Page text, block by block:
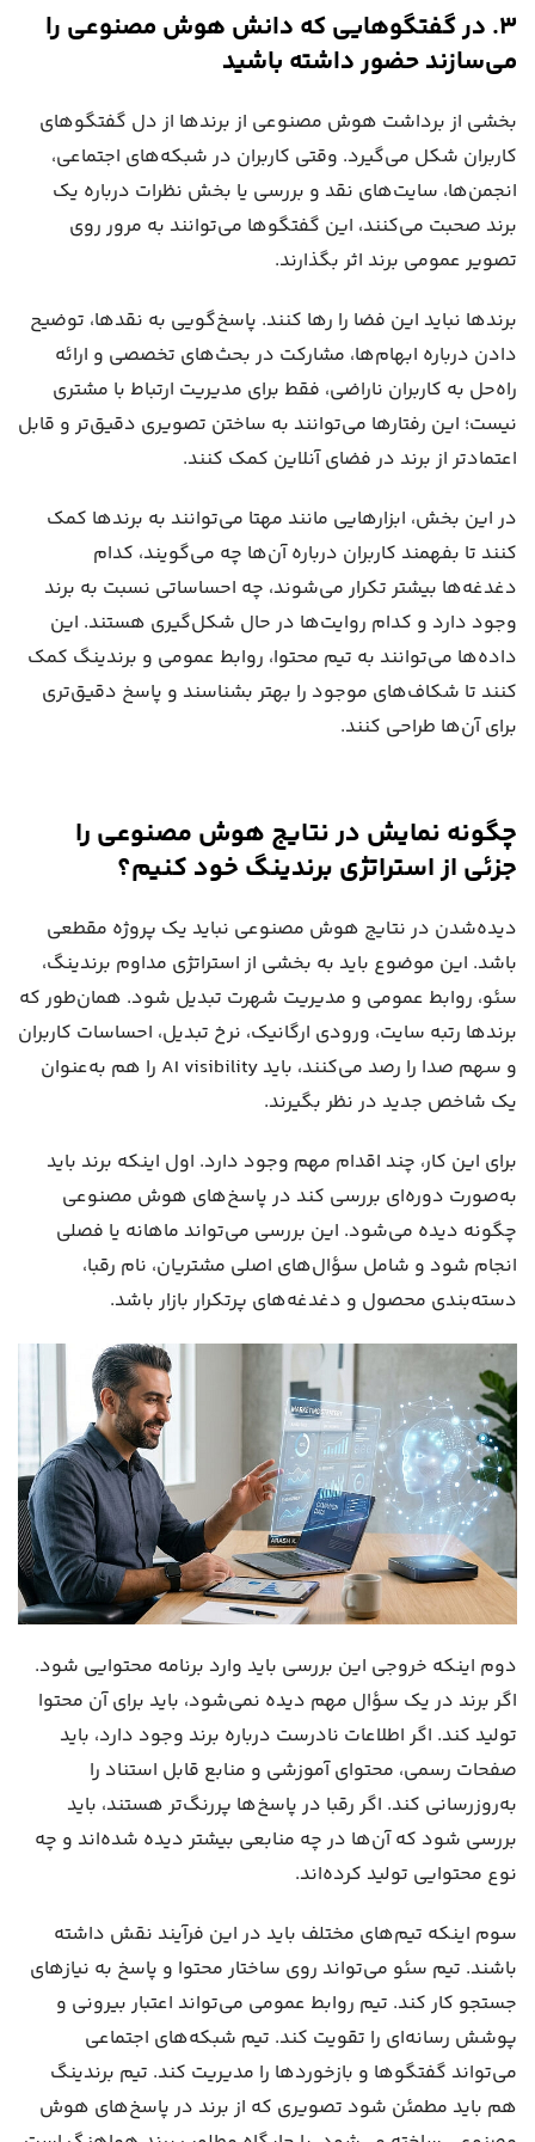
۳. در گفتگوهایی که دانش هوش مصنوعی را
می‌سازند حضور داشته باشید
بخشی از برداشت هوش مصنوعی از برندها از دل گفتگوهای
کاربران شکل می‌گیرد. وقتی کاربران در شبکه‌های اجتماعی،
انجمن‌ها، سایت‌های نقد و بررسی یا بخش نظرات درباره یک
برند صحبت می‌کنند، این گفتگوها می‌توانند به مرور روی
تصویر عمومی برند اثر بگذارند.
برندها نباید این فضا را رها کنند. پاسخ‌گویی به نقدها، توضیح
دادن درباره ابهام‌ها، مشارکت در بحث‌های تخصصی و ارائه
راه‌حل به کاربران ناراضی، فقط برای مدیریت ارتباط با مشتری
نیست؛ این رفتارها می‌توانند به ساختن تصویری دقیق‌تر و قابل
اعتمادتر از برند در فضای آنلاین کمک کنند.
در این بخش، ابزارهایی مانند مهتا می‌توانند به برندها کمک
کنند تا بفهمند کاربران درباره آن‌ها چه می‌گویند، کدام
دغدغه‌ها بیشتر تکرار می‌شوند، چه احساساتی نسبت به برند
وجود دارد و کدام روایت‌ها در حال شکل‌گیری هستند. این
داده‌ها می‌توانند به تیم محتوا، روابط عمومی و برندینگ کمک
کنند تا شکاف‌های موجود را بهتر بشناسند و پاسخ دقیق‌تری
برای آن‌ها طراحی کنند.
چگونه نمایش در نتایج هوش مصنوعی را
جزئی از استراتژی برندینگ خود کنیم؟
دیده‌شدن در نتایج هوش مصنوعی نباید یک پروژه مقطعی
باشد. این موضوع باید به بخشی از استراتژی مداوم برندینگ،
سئو، روابط عمومی و مدیریت شهرت تبدیل شود. همان‌طور که
برندها رتبه سایت، ورودی ارگانیک، نرخ تبدیل، احساسات کاربران
و سهم صدا را رصد می‌کنند، باید AI visibility را هم به‌عنوان
یک شاخص جدید در نظر بگیرند.
برای این کار، چند اقدام مهم وجود دارد. اول اینکه برند باید
به‌صورت دوره‌ای بررسی کند در پاسخ‌های هوش مصنوعی
چگونه دیده می‌شود. این بررسی می‌تواند ماهانه یا فصلی
انجام شود و شامل سؤال‌های اصلی مشتریان، نام رقبا،
دسته‌بندی محصول و دغدغه‌های پرتکرار بازار باشد.
دوم اینکه خروجی این بررسی باید وارد برنامه محتوایی شود.
اگر برند در یک سؤال مهم دیده نمی‌شود، باید برای آن محتوا
تولید کند. اگر اطلاعات نادرست درباره برند وجود دارد، باید
صفحات رسمی، محتوای آموزشی و منابع قابل استناد را
به‌روزرسانی کند. اگر رقبا در پاسخ‌ها پررنگ‌تر هستند، باید
بررسی شود که آن‌ها در چه منابعی بیشتر دیده شده‌اند و چه
نوع محتوایی تولید کرده‌اند.
سوم اینکه تیم‌های مختلف باید در این فرآیند نقش داشته
باشند. تیم سئو می‌تواند روی ساختار محتوا و پاسخ به نیازهای
جستجو کار کند. تیم روابط عمومی می‌تواند اعتبار بیرونی و
پوشش رسانه‌ای را تقویت کند. تیم شبکه‌های اجتماعی
می‌تواند گفتگوها و بازخوردها را مدیریت کند. تیم برندینگ
هم باید مطمئن شود تصویری که از برند در پاسخ‌های هوش